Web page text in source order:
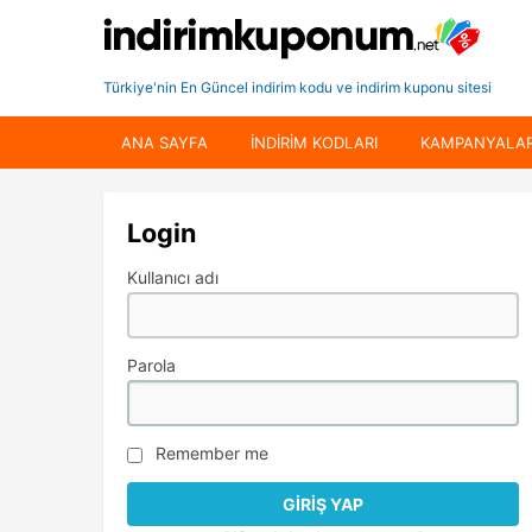
Türkiye'nin En Güncel indirim kodu ve indirim kuponu sitesi
ANA SAYFA INDIRIM KODLARI
Login
Kullanıcı adı
Parola
Remember me